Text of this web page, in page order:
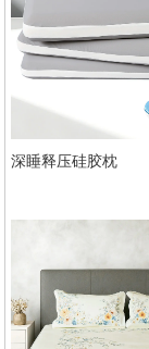
深睡释压硅胶枕